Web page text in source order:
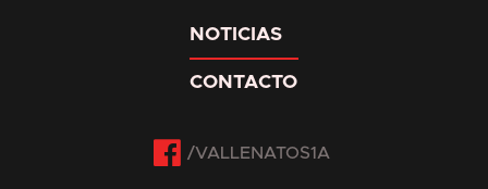
NOTICIAS
CONTACTO